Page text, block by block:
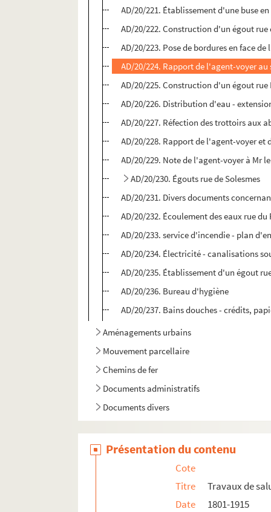
AD/20/221. Établissement d'une buse
AD/20/222. Construction d'un égout
AD/20/223. Pose de bordures en face
AD/20/224. Rapport de l'agent-voyer
AD/20/225. Construction d'un égout rue
AD/20/226. Distribution d'eau -
AD/20/227. Réfection des trottoirs aux
AD/20/228. Rapport de l'agent-voyer
AD/20/229. Note de l'agent-voyer à
AD/20/230. Égouts rue de Solesmes
AD/20/231. Divers documents
AD/20/232. Écoulement des eaux rue du
AD/20/233. service d'incendie - plan
AD/20/234. Électricité - canalisations
AD/20/235. Établissement d'un égout
AD/20/236. Bureau d'hygiène
AD/20/237. Bains douches - crédits,
Aménagements urbains
Mouvement parcellaire
Chemins de fer
Documents administratifs
Documents divers
Présentation du contenu
Cote
Titre
Travaux de
Date
1801-1915